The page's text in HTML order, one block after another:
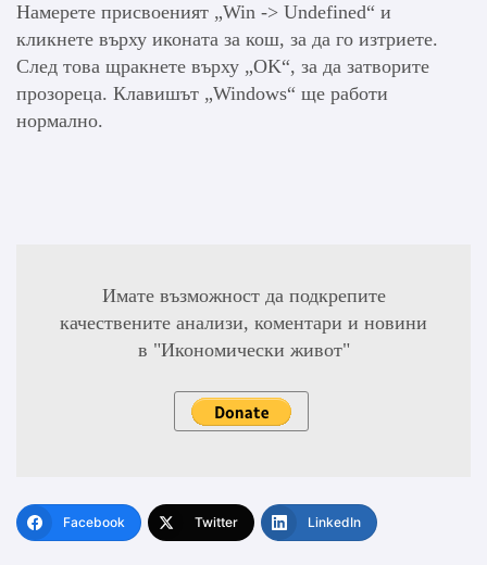
Намерете присвоеният „Win -> Undefined“ и
кликнете върху иконата за кош, за да го изтриете.
След това щракнете върху „OK“, за да затворите
прозореца. Клавишът „Windows“ ще работи
нормално.
Имате възможност да подкрепите
качествените анализи, коментари и новини
в "Икономически живот"
Facebook Twitter LinkedIn